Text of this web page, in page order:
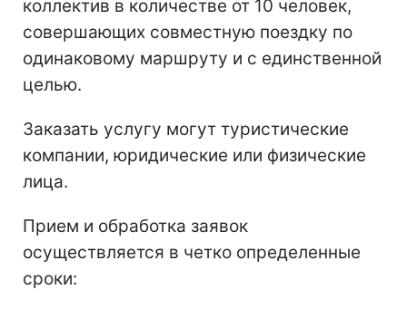
коллектив в количестве от 10 человек,
совершающих совместную поездку по
одинаковому маршруту и с единственной
целью.
Заказать услугу могут туристические
компании, юридические или физические
лица.
Прием и обработка заявок
осуществляется в четко определенные
сроки: